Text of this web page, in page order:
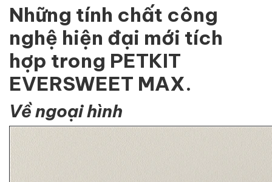
Những tính chất công
nghệ hiện đại mới tích
hợp trong PETKIT
EVERSWEET MAX.
Về ngoại hình